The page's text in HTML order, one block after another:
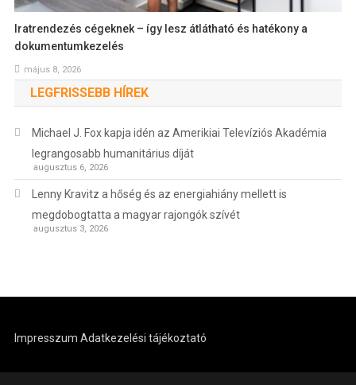
Iratrendezés cégeknek – így lesz átlátható és hatékony a
dokumentumkezelés
május 8, 2026
LEGFRISSEBB HÍREK
Michael J. Fox kapja idén az Amerikiai Televíziós Akadémia
legrangosabb humanitárius díját
augusztus 6, 2026
Lenny Kravitz a hőség és az energiahiány mellett is
megdobogtatta a magyar rajongók szívét
augusztus 3, 2026
Impresszum Adatkezelési tájékoztató